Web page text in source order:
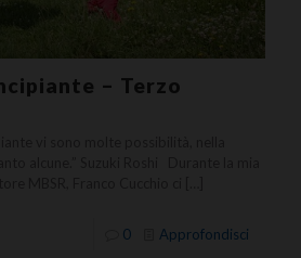
– Terzo
0 Approfondisci